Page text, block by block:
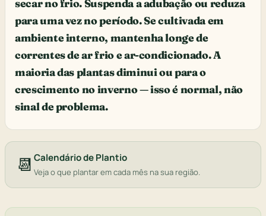
secar no frio. Suspenda a adubação ou reduza
para uma vez no período. Se cultivada em
ambiente interno, mantenha longe de
correntes de ar frio e ar-condicionado. A
maioria das plantas diminui ou para o
crescimento no inverno — isso é normal, não
sinal de problema.
📆Calendário de Plantio
Veja o que plantar em cada mês na sua região.